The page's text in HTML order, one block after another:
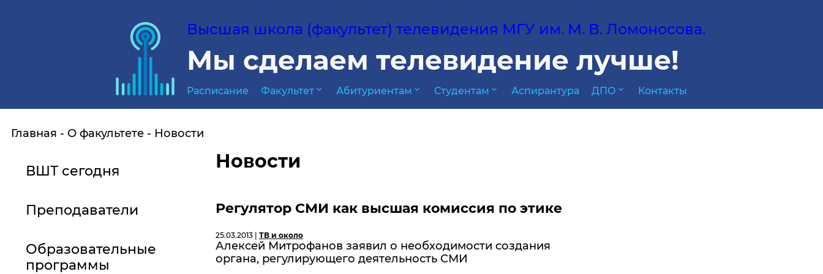
Высшая школа (факультет) телевидения МГУ им. М. В. Ломоносова.
Мы сделаем телевидение лучше!
Расписание Факультет expand_more Абитуриентам expand_more Студентам expand_more Аспирантура ДПО expand_more Контакты
Главная О факультете Новости
ВШТ сегодня
Преподаватели
Образовательные
программы
Новости
Регулятор СМИ как высшая комиссия по этике
25.03.2013 | ТВ и около
Алексей Митрофанов заявил о необходимости создания
органа, регулирующего деятельность СМИ